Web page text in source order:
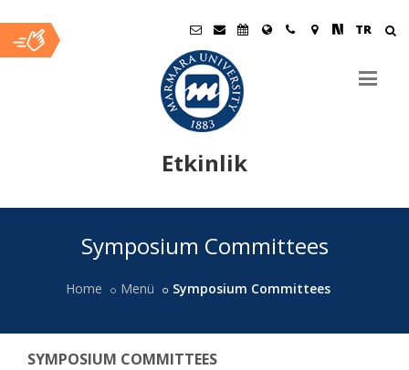
TR
Etkinlik
Symposium Committees
Home Menü Symposium Committees
SYMPOSIUM COMMITTEES